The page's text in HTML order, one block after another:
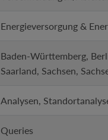
Energieversorgung &
Baden-Württemberg,
Saarland, Sachsen,
Analysen,
Queries